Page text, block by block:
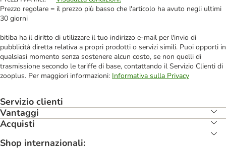
Prezzo regolare = il prezzo più basso che l'articolo ha avuto negli ultimi
30 giorni
bitiba ha il diritto di utilizzare il tuo indirizzo e-mail per l'invio di
pubblicità diretta relativa a propri prodotti o servizi simili. Puoi opporti in
qualsiasi momento senza sostenere alcun costo, se non quelli di
trasmissione secondo le tariffe di base, contattando il Servizio Clienti di
zooplus. Per maggiori informazioni: Informativa sulla Privacy
Servizio clienti
Vantaggi
Acquisti
Shop internazionali: